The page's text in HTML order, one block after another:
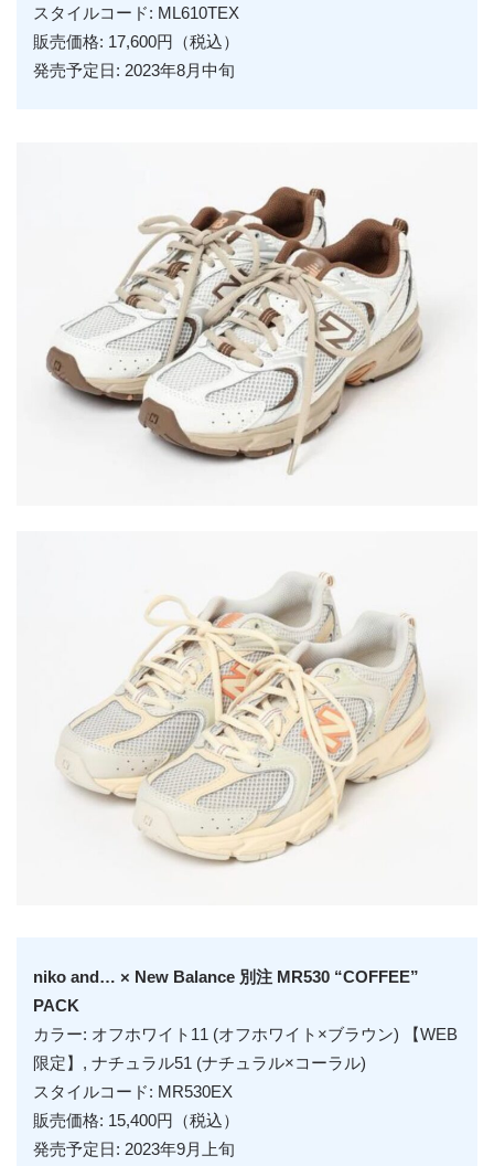
スタイルコード: ML610TEX
販売価格: 17,600円（税込）
発売予定日: 2023年8月中旬
niko and… × New Balance 別注 MR530 “COFFEE”
PACK
カラー: オフホワイト11 (オフホワイト×ブラウン) 【WEB
限定】, ナチュラル51 (ナチュラル×コーラル)
スタイルコード: MR530EX
販売価格: 15,400円（税込）
発売予定日: 2023年9月上旬